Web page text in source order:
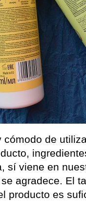
de
sí viene en
agradece. El
producto es